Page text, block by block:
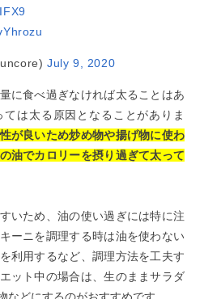
July 9, 2020
に食べ過ぎなければ太ることはあ
は太る原因となることがありま
が良いため炒め物や揚げ物に使わ
油でカロリーを摂り過ぎて太って
いため、油の使い過ぎには特に注
ーニを調理する時は油を使わない
利用するなど、調理方法を工夫す
ット中の場合は、生のままサラダ